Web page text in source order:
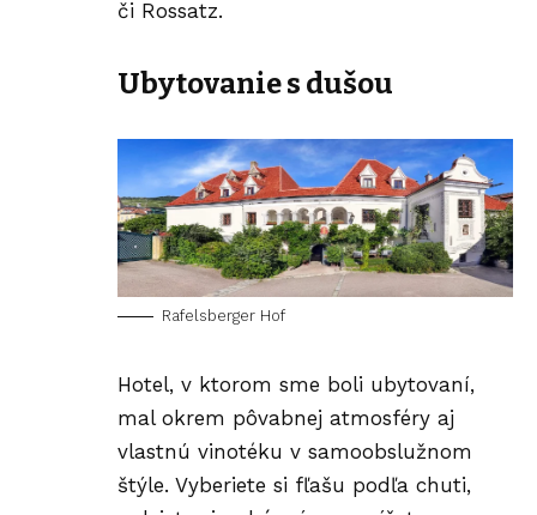
či Rossatz.
Ubytovanie s dušou
Rafelsberger Hof
Hotel, v ktorom sme boli ubytovaní,
mal okrem pôvabnej atmosféry aj
vlastnú vinotéku v samoobslužnom
štýle. Vyberiete si fľašu podľa chuti,